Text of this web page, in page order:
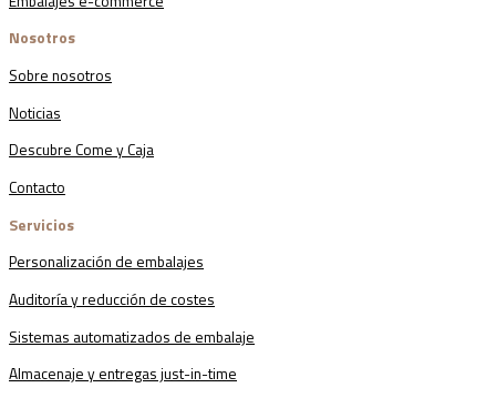
Nosotros
Sobre nosotros
Noticias
Descubre Come y Caja
Contacto
Servicios
Personalización de embalajes
Auditoría y reducción de costes
Sistemas automatizados de embalaje
Almacenaje y entregas just-in-time